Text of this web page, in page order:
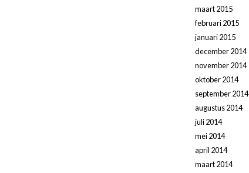
maart 2015
februari 2015
januari 2015
december 2014
november 2014
oktober 2014
september 2014
augustus 2014
juli 2014
mei 2014
april 2014
maart 2014